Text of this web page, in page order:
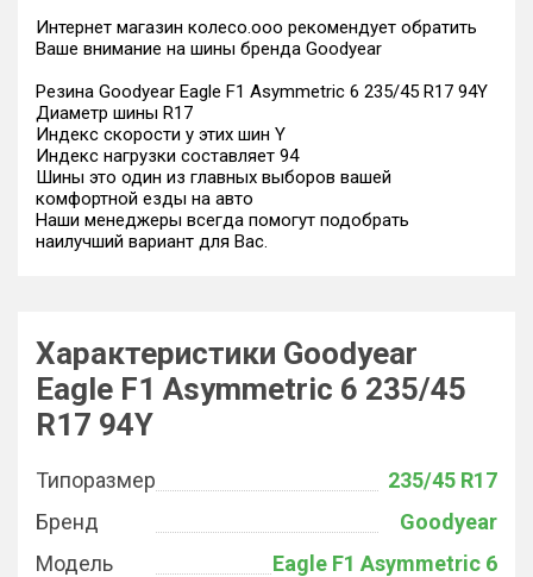
Интернет магазин колесо.ооо рекомендует обратить
Ваше внимание на шины бренда Goodyear
Резина Goodyear Eagle F1 Asymmetric 6 235/45 R17 94Y
Диаметр шины R17
Индекс скорости у этих шин Y
Индекс нагрузки составляет 94
Шины это один из главных выборов вашей
комфортной езды на авто
Наши менеджеры всегда помогут подобрать
наилучший вариант для Вас.
Характеристики Goodyear
Eagle F1 Asymmetric 6 235/45
R17 94Y
Типоразмер
235/45 R17
Бренд
Goodyear
Модель
Eagle F1 Asymmetric 6